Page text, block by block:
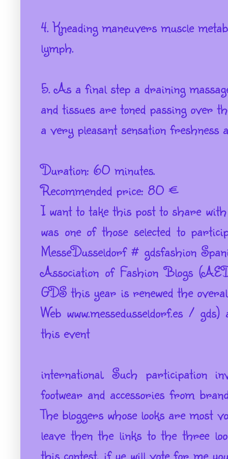
4. Kneading maneuvers muscle
lymph.
5. As a final step a draining
and tissues are toned passing over
a very pleasant sensation freshness
Duration: 60 minutes.
Recommended price: 80 €
I want to take this post to share
was one of those selected to
MesseDusseldorf # gdsfashion
Association of Fashion Blogs
GDS this year is renewed the
Web www.messedusseldorf.es /
this event
international. Such participation
footwear and accessories from
The bloggers whose looks are most
leave then the links to the three
this contest, if ye will vote for me